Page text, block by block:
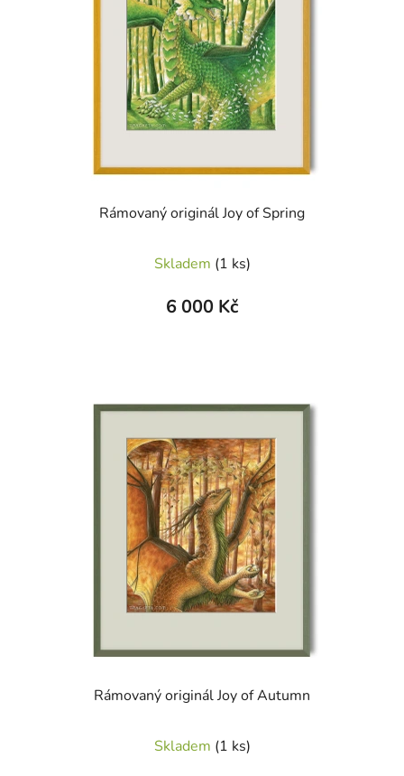
Rámovaný originál Joy of Spring
Skladem (1 ks)
6 000 Kč
Rámovaný originál Joy of Autumn
Skladem (1 ks)